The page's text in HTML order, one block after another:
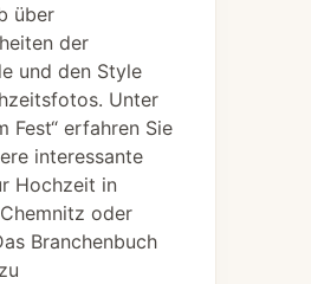
über
der
und den Style
Unter
Fest“ erfahren Sie
interessante
Hochzeit in
oder
Branchenbuch